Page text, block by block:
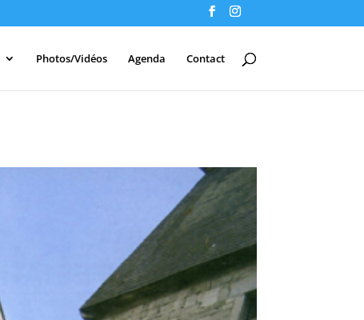
Photos/Vidéos Agenda Contact